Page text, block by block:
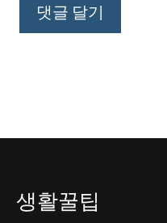
생활꿀팁